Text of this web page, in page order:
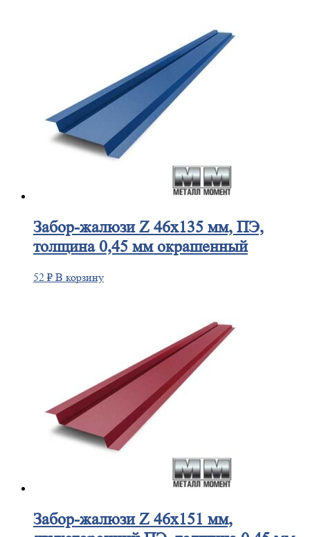
Забор-жалюзиZ 46х135 мм, ПЭ,
толщина 0,45 мм окрашенный
52 ₽ В корзину
Забор-жалюзиZ 46х151 мм,